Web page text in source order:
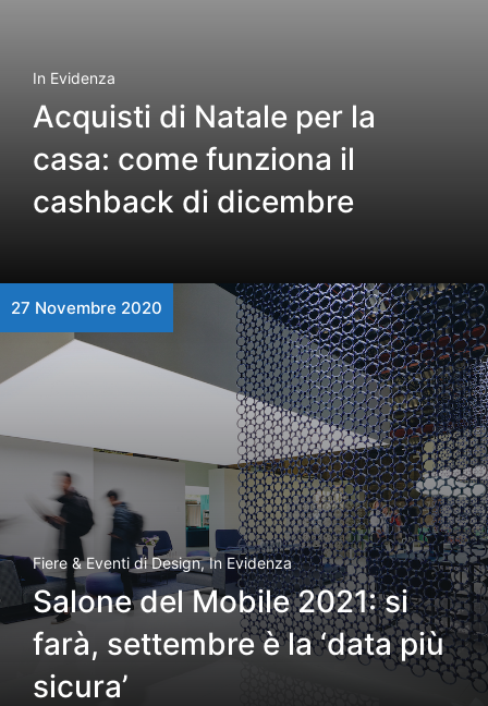
In Evidenza
Acquisti di Natale per la
casa: come funziona il
cashback di dicembre
27 Novembre 2020
Fiere & Eventi di Design,In Evidenza
Salone del Mobile 2021: si
farà, settembre è la ‘data più
sicura’